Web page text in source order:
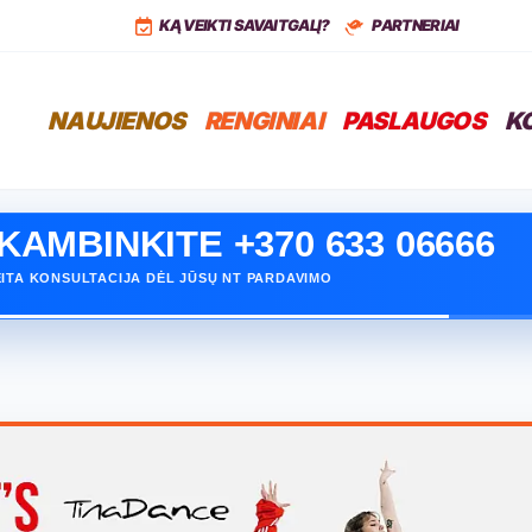
+37068399766KĄ VEIKTI SAVAITGALĮ? PARTNERIAI
NAUJIENOS RENGINIAI PASLAUGOS
+370 633 06666
KONSULTACIJA DĖL JŪSŲ NT PARDAVIMO